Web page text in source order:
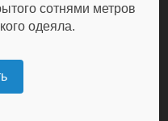
сотнями метров
одеяла.